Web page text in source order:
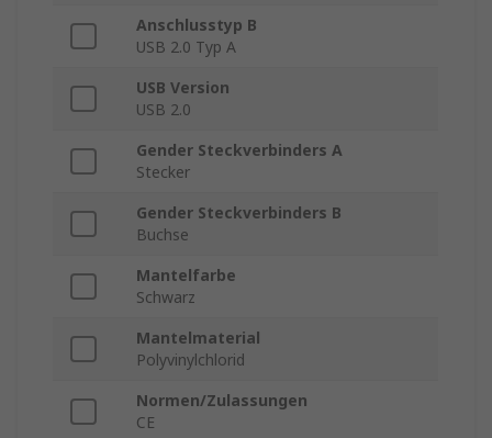
Anschlusstyp B
USB 2.0 Typ A
USB Version
USB 2.0
Gender Steckverbinders A
Stecker
Gender Steckverbinders B
Buchse
Mantelfarbe
Schwarz
Mantelmaterial
Polyvinylchlorid
Normen/Zulassungen
CE